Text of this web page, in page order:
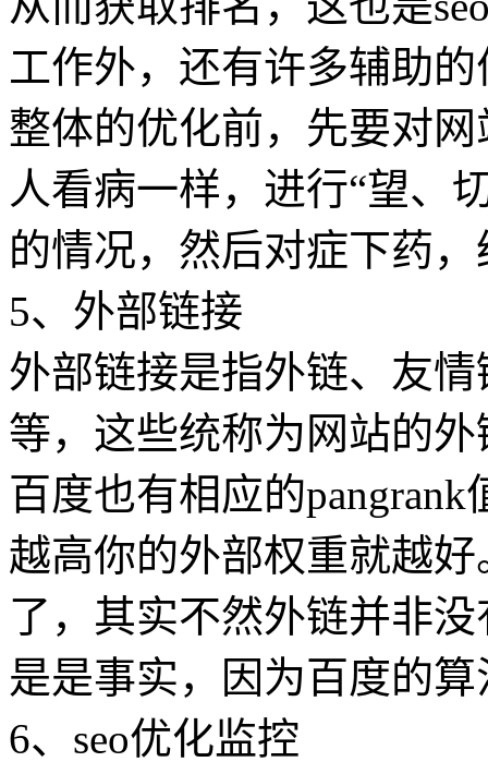
工作外，还有许多辅助
整体的优化前，先要对
人看病一样，进行“望、
的情况，然后对症下药
5、外部链接
外部链接是指外链、友
等，这些统称为网站的
百度也有相应的
越高你的外部权重就越
了，其实不然外链并非
是是事实，因为百度的
6、seo优化监控